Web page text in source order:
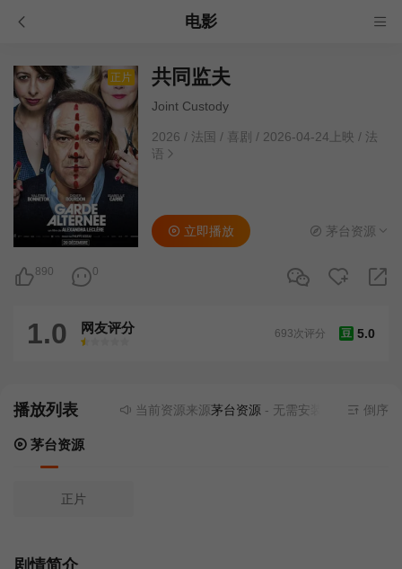
电影
正片 共同监夫
Joint Custody
2026 / 法国 / 喜剧 / 2026-04-24上映 / 法
语
890 0
立即播放 茅台资源
1.0 网友评分
很差
较差还行推荐力荐
豆 5.0
693次评分
播放列表 当前资源来源茅台资源- 无需安装任何插件 倒序
茅台资源
正片